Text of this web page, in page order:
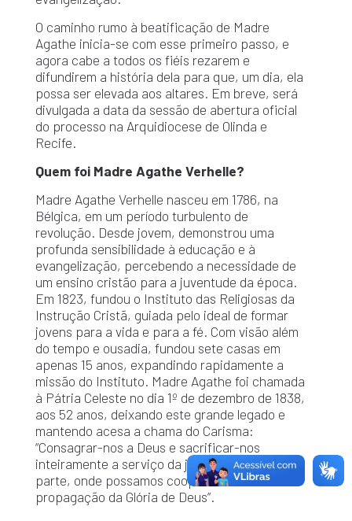
O caminho rumo à beatificação de Madre
Agathe inicia-se com esse primeiro passo, e
agora cabe a todos os fiéis rezarem e
difundirem a história dela para que, um dia, ela
possa ser elevada aos altares. Em breve, será
divulgada a data da sessão de abertura oficial
do processo na Arquidiocese de Olinda e
Recife.
Quem foi Madre Agathe Verhelle?
Madre Agathe Verhelle nasceu em 1786, na
Bélgica, em um período turbulento de
revolução. Desde jovem, demonstrou uma
profunda sensibilidade à educação e à
evangelização, percebendo a necessidade de
um ensino cristão para a juventude da época.
Em 1823, fundou o Instituto das Religiosas da
Instrução Cristã, guiada pelo ideal de formar
jovens para a vida e para a fé. Com visão além
do tempo e ousadia, fundou sete casas em
apenas 15 anos, expandindo rapidamente a
missão do Instituto. Madre Agathe foi chamada
à Pátria Celeste no dia 1º de dezembro de 1838,
aos 52 anos, deixando este grande legado e
mantendo acesa a chama do Carisma:
“Consagrar-nos a Deus e sacrificar-nos
inteiramente a serviço da juventude, em toda
parte, onde possamos cooperar na
propagação da Glória de Deus”.